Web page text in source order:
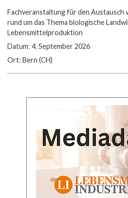
Fachveranstaltung für den Austausch
rund um das Thema biologische
Lebensmittelproduktion
Datum: 4. September 2026
Ort: Bern (CH)